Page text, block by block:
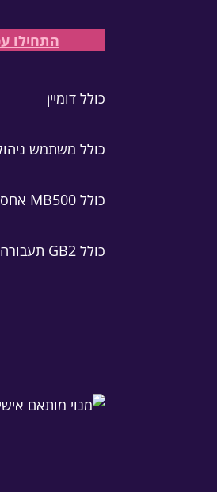
התחילו
כולל דומיין
כולל משתמש
כולל MB500 אחסון
כולל GB2 תעבורה חודשית